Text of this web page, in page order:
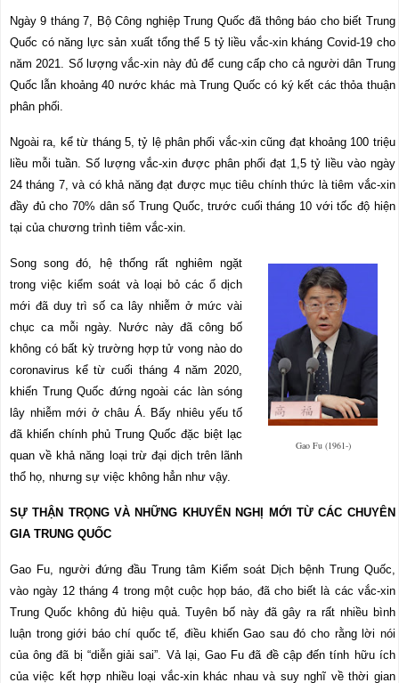
Ngày 9 tháng 7, Bộ Công nghiệp Trung Quốc đã thông báo cho biết Trung
Quốc có năng lực sản xuất tổng thể 5 tỷ liều vắc-xin kháng Covid-19 cho
năm 2021. Số lượng vắc-xin này đủ để cung cấp cho cả người dân Trung
Quốc lẫn khoảng 40 nước khác mà Trung Quốc có ký kết các thỏa thuận
phân phối.
Ngoài ra, kểtừ tháng 5, tỷ lệ phân phối vắc-xin cũng đạt khoảng 100 triệu
liều mỗi tuần. Số lượng vắc-xin được phân phối đạt 1,5 tỷ liều vào ngày
24 tháng 7, và có khả năng đạt được mục tiêu chính thức là tiêm vắc-xin
đầy đủ cho 70% dân số Trung Quốc, trước cuối tháng 10 với tốc độ hiện
tại của chương trình tiêm vắc-xin.
Gao Fu (1961-)
Song song đó, hệ thống rất nghiêm ngặt
trong việc kiểm soát và loại bỏ cácổ dịch
mới đã duy trì số ca lây nhiễm ở mức vài
chục ca mỗi ngày. Nước này đã công bố
không có bất kỳ trường hợp tử vong nào do
coronavirus kể từ cuối tháng 4 năm 2020,
khiến Trung Quốc đứng ngoài các làn sóng
lây nhiễmmới ở châu Á. Bấy nhiêu yếu tố
đã khiến chính phủ Trung Quốc đặc biệt lạc
quan về khả năng loại trừ đại dịch trên lãnh
thổ họ, nhưng sự việc không hẳn như vậy.
SỰ THẬN TRỌNG VÀ NHỮNG KHUYẾN NGHỊ MỚI TỪ CÁC CHUYÊN
GIA TRUNG QUỐC
Gao Fu, người đứng đầu Trung tâm Kiểm soát Dịch bệnh Trung Quốc,
vào ngày 12 tháng 4 trong một cuộc họp báo, đã cho biết là các vắc-xin
Trung Quốc không đủ hiệu quả. Tuyên bố này đã gây ra rất nhiều bình
luận trong giới báo chí quốc tế, điều khiến Gao sau đó cho rằng lời nói
của ông đã bị “diễn giải sai”. Vả lại, Gao Fu đã đề cập đến tính hữu ích
của việc kết hợp nhiều loại vắc-xin khác nhau và suy nghĩ về thời gian